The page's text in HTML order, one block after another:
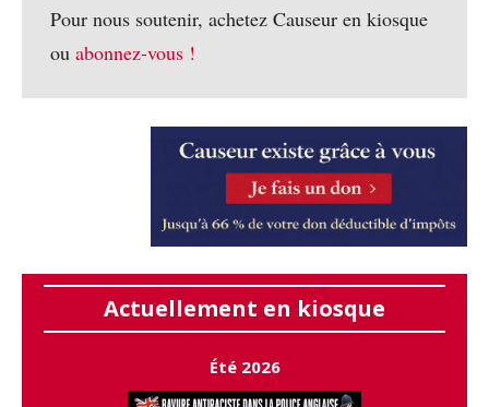
Pour nous soutenir, achetez Causeur en kiosque
ou abonnez-vous !
Actuellement en kiosque
Été 2026